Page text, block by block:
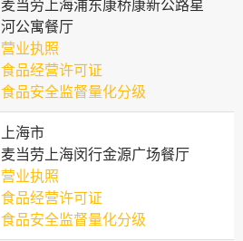
麦当劳上海浦东康桥康新公路星
河公寓餐厅
营业执照
食品经营许可证
食品安全监督量化分级
上海市
麦当劳上海闵行金源广场餐厅
营业执照
食品经营许可证
食品安全监督量化分级